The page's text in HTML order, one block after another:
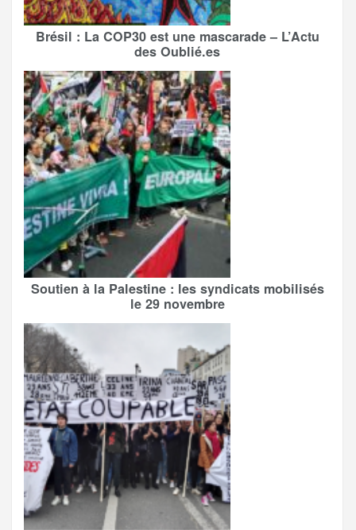
Brésil : La COP30 est une mascarade – L’Actu
des Oublié.es
Soutien à la Palestine : les syndicats mobilisés
le 29 novembre